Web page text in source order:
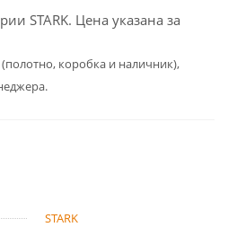
STARK. Цена указана за
коробка и наличник),
STARK